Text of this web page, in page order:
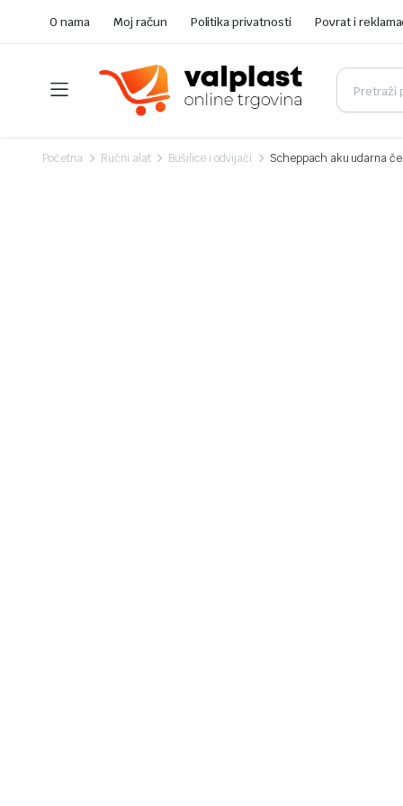
O nama Moj račun Politika privatnosti Povrat i
Početna Ručni alat Bušilice i odvijači Scheppach aku udarna